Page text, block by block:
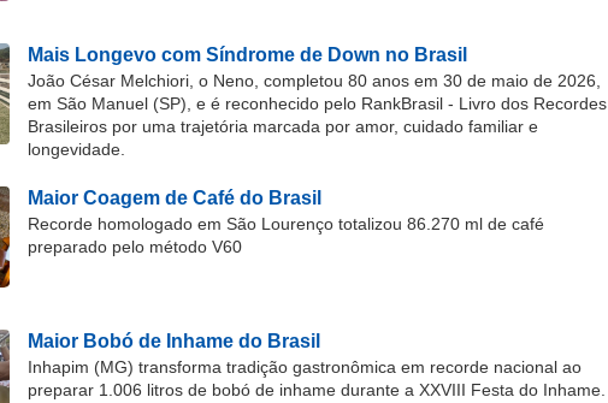
Mais Longevo com Síndrome de Down no Brasil
João César Melchiori, o Neno, completou 80 anos em 30 de maio de 2026,
em São Manuel (SP), e é reconhecido pelo RankBrasil - Livro dos Recordes
Brasileiros por uma trajetória marcada por amor, cuidado familiar e
longevidade.
Maior Coagem de Café do Brasil
Recorde homologado em São Lourenço totalizou 86.270 ml de café
preparado pelo método V60
Maior Bobó de Inhame do Brasil
Inhapim (MG) transforma tradição gastronômica em recorde nacional ao
preparar 1.006 litros de bobó de inhame durante a XXVIII Festa do Inhame.